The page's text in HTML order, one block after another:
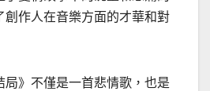
創作人在音樂方面的才華和對
局》不僅是一首悲情歌，也是